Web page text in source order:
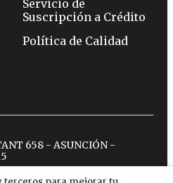
Servicio de
Suscripción a Crédito
Política de Calidad
658 - ASUNCIÓN -